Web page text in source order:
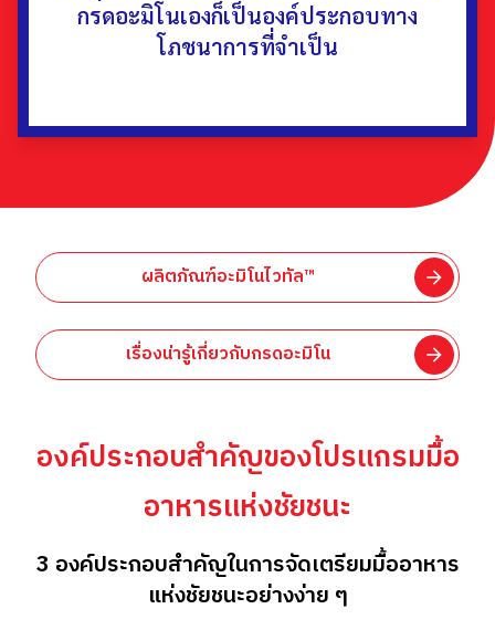
กรดอะมิโนเองก็เป็นองค์ประกอบทาง
โภชนาการที่จำเป็น
ผลิตภัณฑ์อะมิโนไวทัล™
เรื่องน่ารู้เกี่ยวกับกรดอะมิโน
องค์ประกอบสำคัญของโปรแกรมมื้อ
อาหารแห่งชัยชนะ
3 องค์ประกอบสำคัญในการจัดเตรียมมื้ออาหาร
แห่งชัยชนะอย่างง่าย ๆ